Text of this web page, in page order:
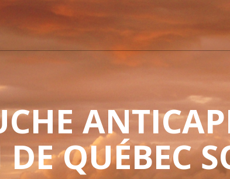
DE QUÉBEC